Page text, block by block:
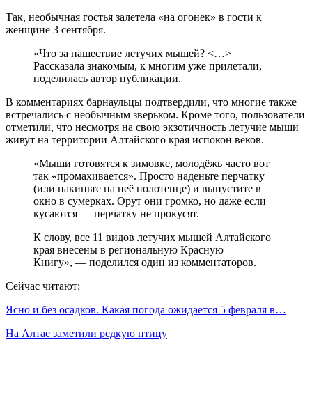
Так, необычная гостья залетела «на огонек» в гости к
женщине 3 сентября.
«Что за нашествие летучих мышей? <…>
Рассказала знакомым, к многим уже прилетали,
поделилась автор публикации.
В комментариях барнаульцы подтвердили, что многие также
встречались с необычным зверьком. Кроме того, пользователи
отметили, что несмотря на свою экзотичность летучие мыши
живут на территории Алтайского края испокон веков.
«Мыши готовятся к зимовке, молодёжь часто вот
так «промахивается». Просто наденьте перчатку
(или накиньте на неё полотенце) и выпустите в
окно в сумерках. Орут они громко, но даже если
кусаются — перчатку не прокусят.
К слову, все 11 видов летучих мышей Алтайского
края внесены в региональную Красную
Книгу», — поделился один из комментаторов.
Сейчас читают:
Ясно и без осадков. Какая погода ожидается 5 февраля в…
На Алтае заметили редкую птицу